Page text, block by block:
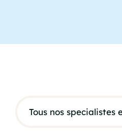
Tous nos specialistes